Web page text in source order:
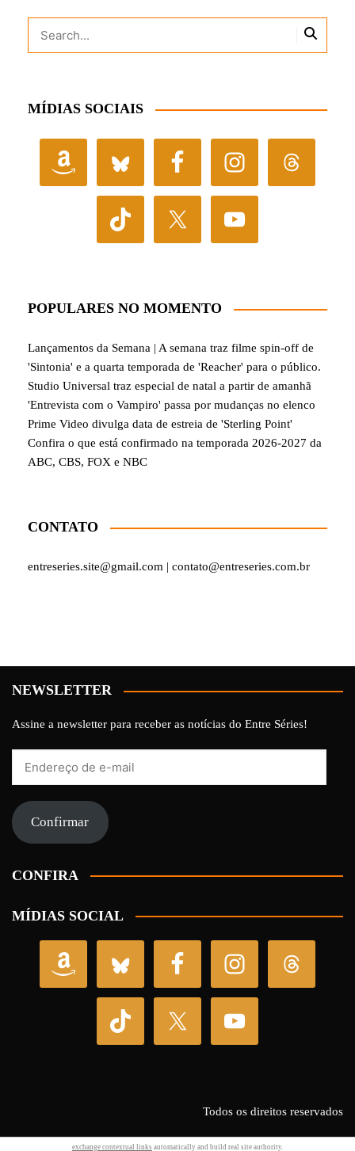
MÍDIAS SOCIAIS
POPULARES NO MOMENTO
Lançamentos da Semana | A semana traz filme spin-off de
'Sintonia' e a quarta temporada de 'Reacher' para o público.
Studio Universal traz especial de natal a partir de amanhã
'Entrevista com o Vampiro' passa por mudanças no elenco
Prime Video divulga data de estreia de 'Sterling Point'
Confira o que está confirmado na temporada 2026-2027 da
ABC, CBS, FOX e NBC
CONTATO
entreseries.site@gmail.com | contato@entreseries.com.br
NEWSLETTER
Assine a newsletter para receber as notícias do Entre Séries!
mail Confirmar
CONFIRA
MÍDIAS SOCIAL
Todos os direitos reservados
exchange contextual links automatically and build real site authority.